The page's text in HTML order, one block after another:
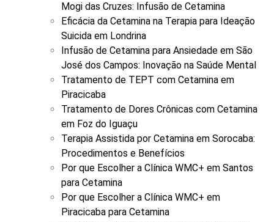
Mogi das Cruzes: Infusão de Cetamina
Eficácia da Cetamina na Terapia para Ideação
Suicida em Londrina
Infusão de Cetamina para Ansiedade em São
José dos Campos: Inovação na Saúde Mental
Tratamento de TEPT com Cetamina em
Piracicaba
Tratamento de Dores Crônicas com Cetamina
em Foz do Iguaçu
Terapia Assistida por Cetamina em Sorocaba:
Procedimentos e Benefícios
Por que Escolher a Clínica WMC+ em Santos
para Cetamina
Por que Escolher a Clínica WMC+ em
Piracicaba para Cetamina